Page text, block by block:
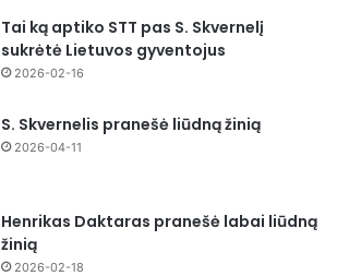
Tai ką aptiko STT pas S. Skvernelį
sukrėtė Lietuvos gyventojus
2026-02-16
S. Skvernelis pranešė liūdną žinią
2026-04-11
Henrikas Daktaras pranešė labai liūdną
žinią
2026-02-18